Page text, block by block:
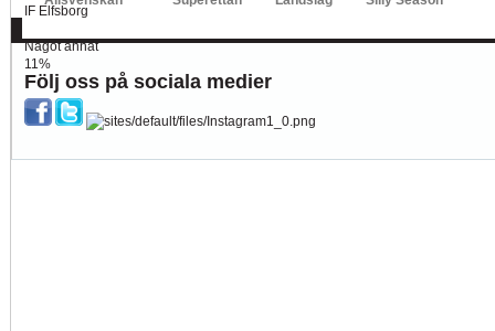
IF Elfsborg
Något annat
11%
Följ oss på sociala medier